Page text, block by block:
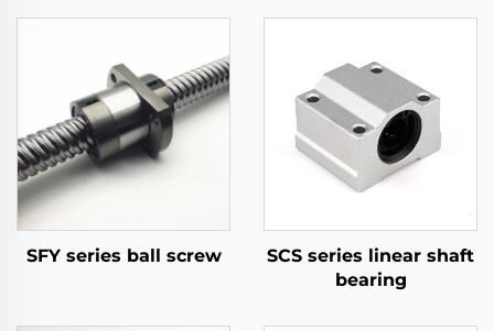
SFY series ball screw
SCS series linear shaft
bearing